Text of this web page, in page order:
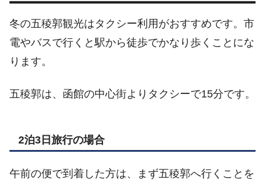
冬の五稜郭観光はタクシー利用がおすすめです。市
電やバスで行くと駅から徒歩でかなり歩くことにな
ります。
五稜郭は、函館の中心街よりタクシーで15分です。
2泊3日旅行の場合
午前の便で到着した方は、まず五稜郭へ行くことを